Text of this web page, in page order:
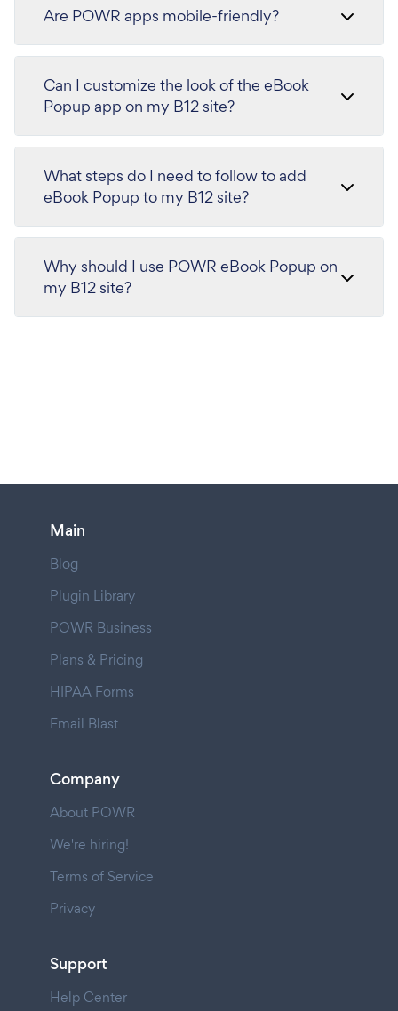
Are POWR apps mobile-friendly?
Can I customize the look of the eBook
Popup app on my B12 site?
What steps do I need to follow to add
eBook Popup to my B12 site?
Why should I use POWR eBook Popup on
my B12 site?
Main
Blog
Plugin Library
POWR Business
Plans & Pricing
HIPAA Forms
Email Blast
Company
About POWR
We're hiring!
Terms of Service
Privacy
Support
Help Center